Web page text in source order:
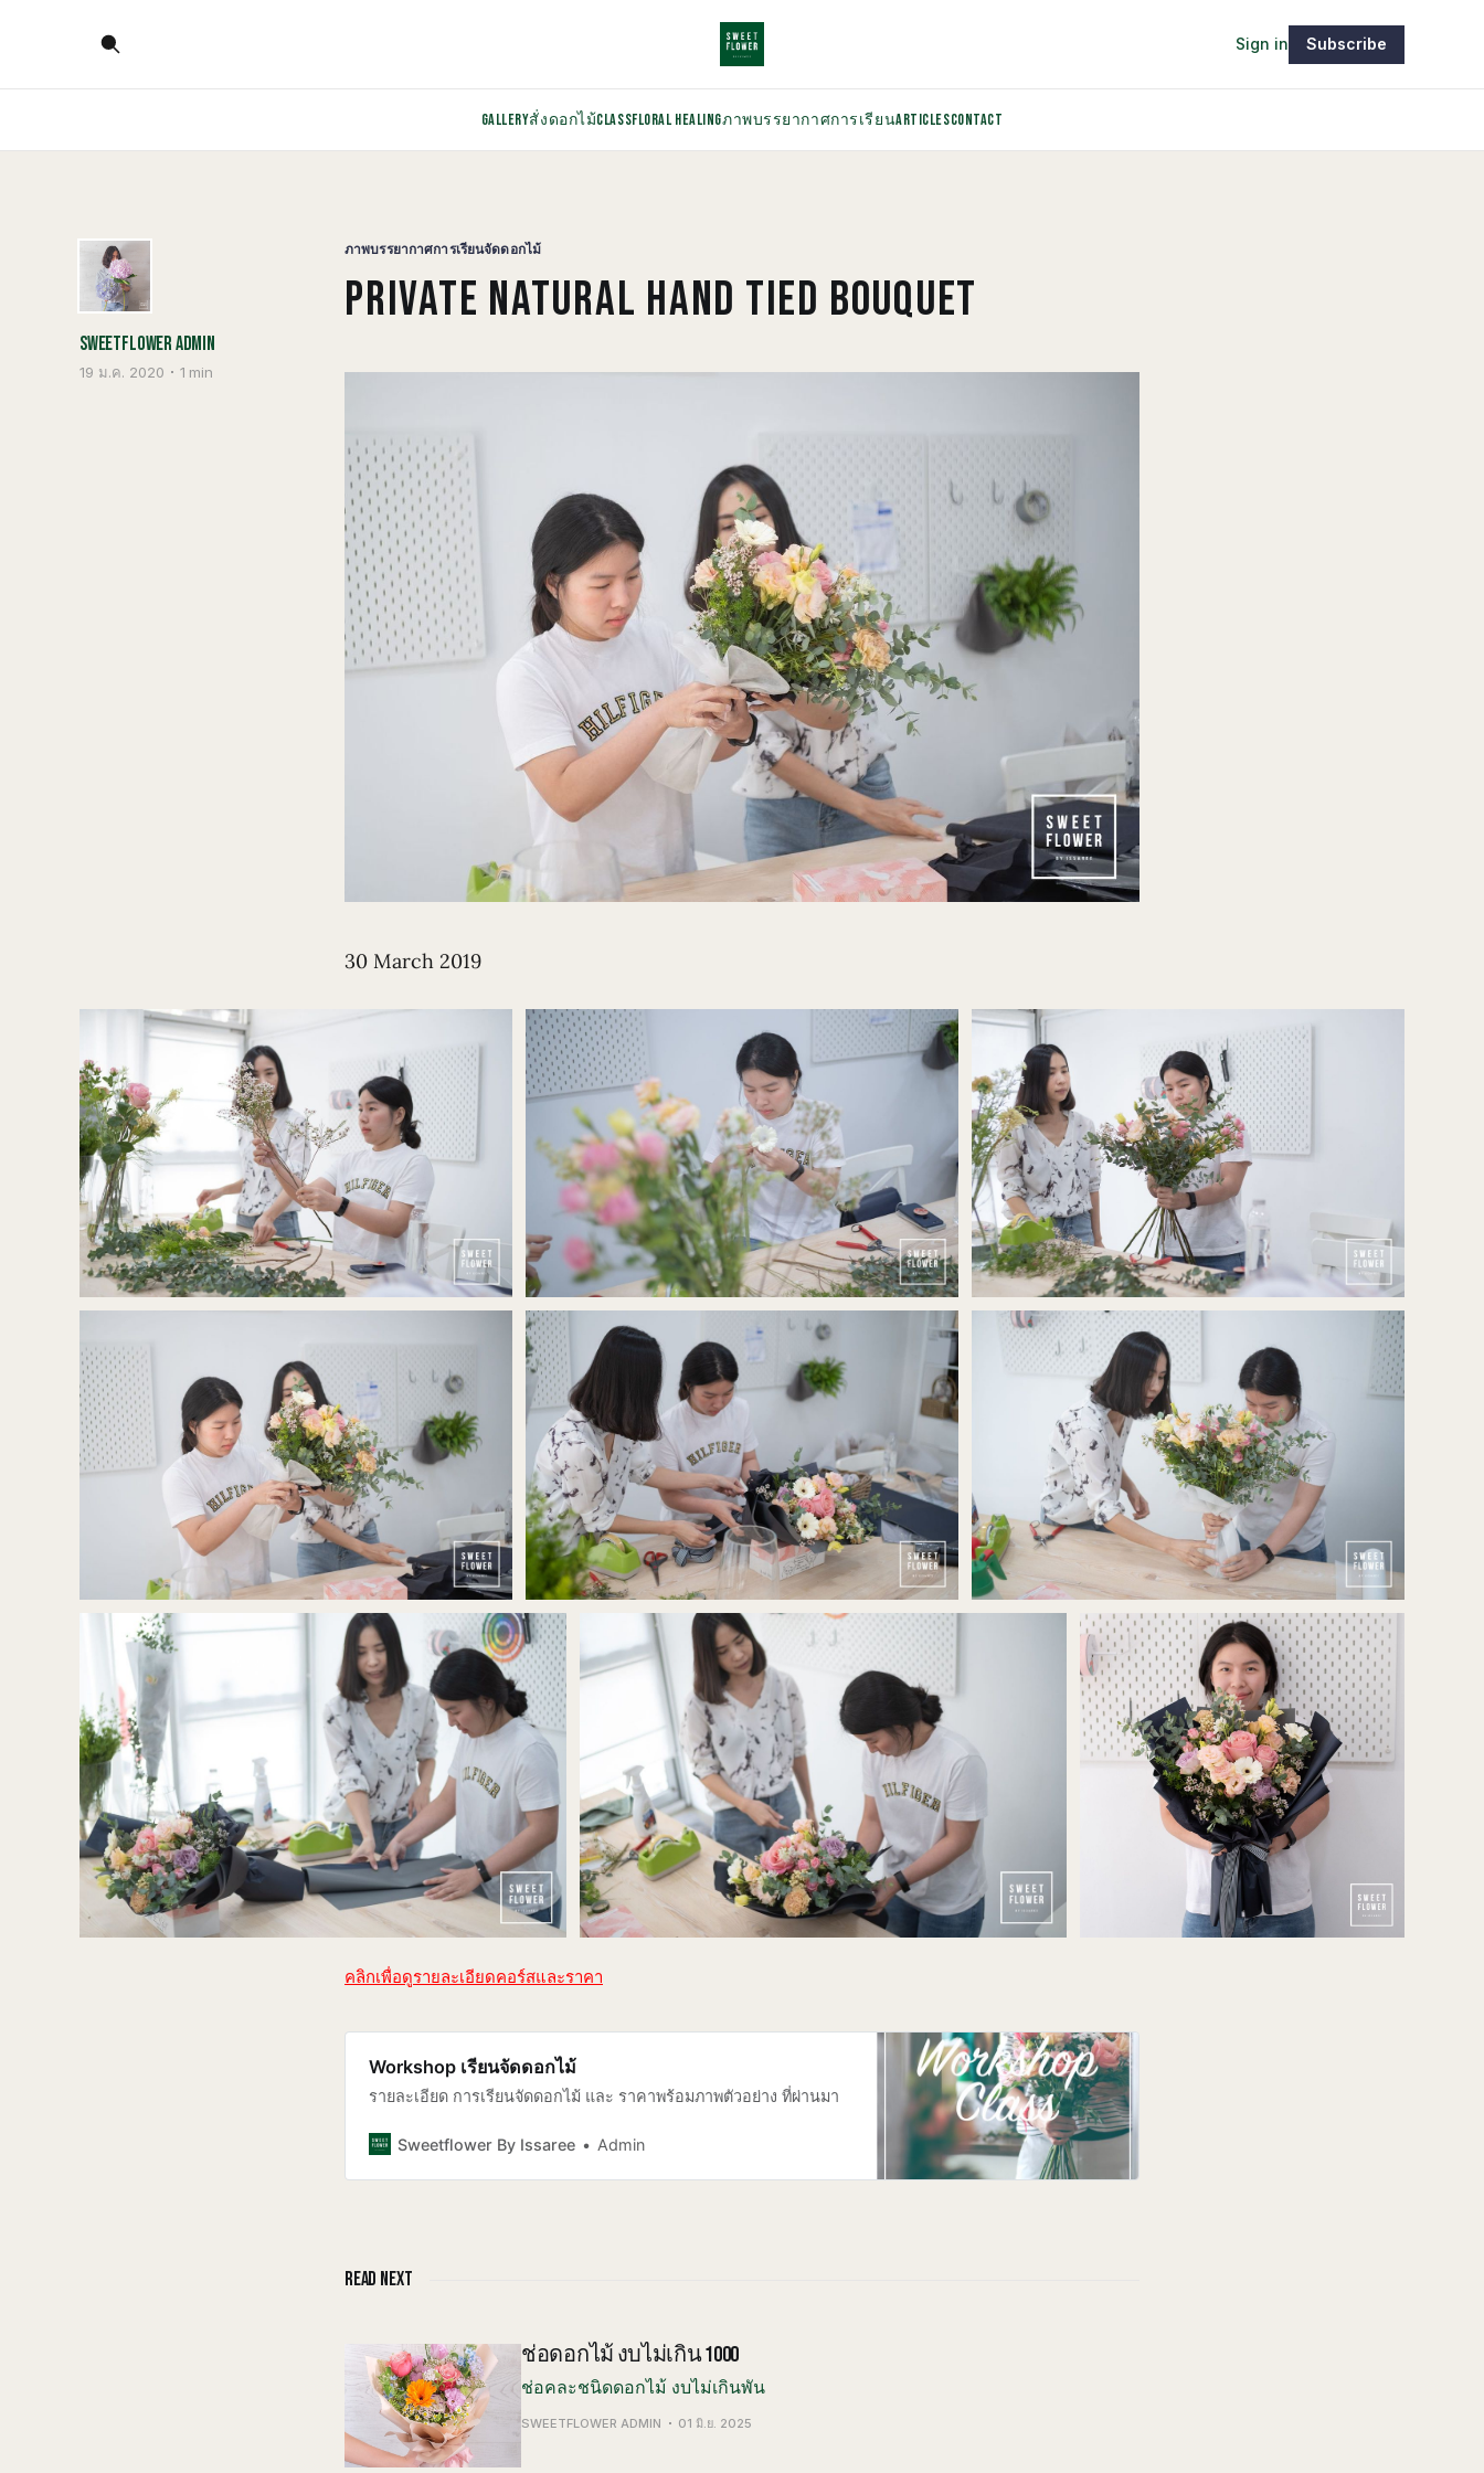
GALLERYสั่งดอกไม้CLASSFLORAL HEALINGภาพบรรยากาศการเรียนARTICLESCONTACT
Sign in Subscribe
ภาพบรรยากาศการเรียนจัดดอกไม้
PRIVATE NATURAL HAND TIED BOUQUET
SWEETFLOWER ADMIN
19 ม.ค. 2020 1 min
30 March 2019
คลิกเพื่อดูรายละเอียดคอร์สและราคา
Workshop เรียนจัดดอกไม้
รายละเอียด การเรียนจัดดอกไม้ และ ราคาพร้อมภาพตัวอย่าง ที่ผ่านมา
Sweetflower By Issaree Admin
READ NEXT
ช่อดอกไม้ งบไม่เกิน 1000
ช่อคละชนิดดอกไม้ งบไม่เกินพัน
SWEETFLOWER ADMIN 01 มิ.ย. 2025